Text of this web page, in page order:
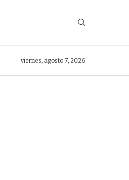
viernes, agosto 7, 2026